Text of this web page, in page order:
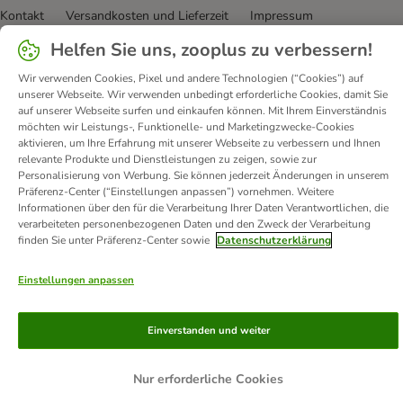
Kontakt Versandkosten und Lieferzeit
Impressum
Allgemeine Geschäftsbedingungen
Digital Services Act
Vertrag widerrufen
Entsorgungs- und Umweltbestimmungen
Zahlungsarten
Über uns Partnerprogramme
Karriere
Corporate Website
Datenschutz Erklärung zur Barrierefreiheit
© zooplus SE 2026
Helfen Sie uns, zooplus zu verbessern!
Wir verwenden Cookies, Pixel und andere Technologien (“Cookies”) auf
unserer Webseite. Wir verwenden unbedingt erforderliche Cookies, damit Sie
auf unserer Webseite surfen und einkaufen können. Mit Ihrem Einverständnis
möchten wir Leistungs-, Funktionelle- und Marketingzwecke-Cookies
aktivieren, um Ihre Erfahrung mit unserer Webseite zu verbessern und Ihnen
relevante Produkte und Dienstleistungen zu zeigen, sowie zur
Personalisierung von Werbung. Sie können jederzeit Änderungen in unserem
Präferenz-Center (“Einstellungen anpassen”) vornehmen. Weitere
Informationen über den für die Verarbeitung Ihrer Daten Verantwortlichen, die
verarbeiteten personenbezogenen Daten und den Zweck der Verarbeitung
finden Sie unter Präferenz-Center sowie Datenschutzerklärung
Einstellungen anpassen
Nur erforderliche Cookies
Einverstanden und weiter